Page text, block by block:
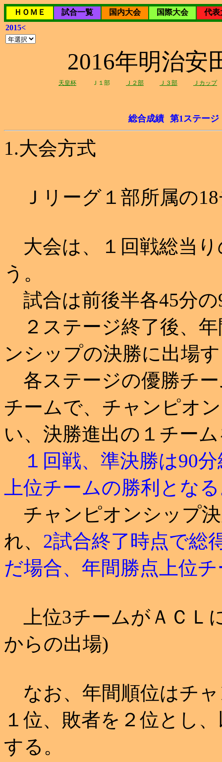
ＨＯＭＥ 試合一覧 国内大会 国際大会
代表
2015<
2016年明治安
天皇杯 Ｊ１部 Ｊ２部 Ｊ３部 Ｊカップ
総合成績 第1ステージ
1.大会方式
Ｊリーグ１部所属の
大会は、１回戦総当
う。
試合は前後半各45分の
２ステージ終了後、
ンシップの決勝に出場
各ステージの優勝チ
チームで、チャンピオ
い、決勝進出の１チー
１回戦、準決勝は90
上位チームの勝利とな
チャンピオンシップ
れ、 2試合終了時点で総
だ場合、年間勝点上位
上位3チームがＡＣＬ
からの出場)
なお、年間順位はチ
１位、敗者を２位とし
する。